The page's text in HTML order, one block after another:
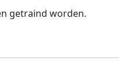
getraind worden.